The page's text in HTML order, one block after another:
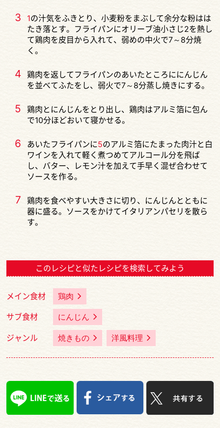
3 1の汁気をふきとり、小麦粉をまぶして余分な粉はは
たき落とす。フライパンにオリーブ油小さじ2を熱し
て鶏肉を皮目から入れて、弱めの中火で7～8分焼
く。
4
鶏肉を返してフライパンのあいたところににんじん
を並べてふたをし、弱火で7～8分蒸し焼きにする。
5
鶏肉とにんじんをとり出し、鶏肉はアルミ箔に包ん
で10分ほどおいて寝かせる。
6 あいたフライパンに5のアルミ箔にたまった肉汁と白
ワインを入れて軽く煮つめてアルコール分を飛ば
し、バター、レモン汁を加えて手早く混ぜ合わせて
ソースを作る。
7
鶏肉を食べやすい大きさに切り、にんじんとともに
器に盛る。ソースをかけてイタリアンパセリを散ら
す。
このレシピと似たレシピを検索してみよう
メイン食材 鶏肉
サブ食材 にんじん
ジャンル 焼きもの 洋風料理